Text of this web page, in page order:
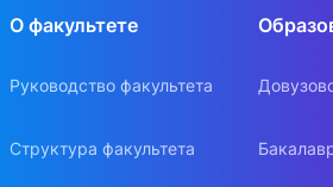
О факультете
Руководство факультета
Структура факультета